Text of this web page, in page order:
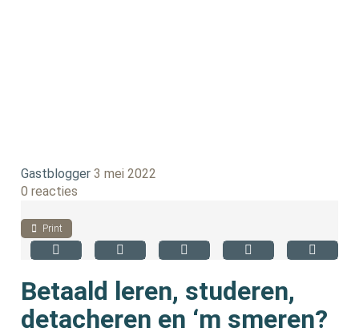
Gastblogger 3 mei 2022
0 reacties
Print
Betaald leren, studeren,
detacheren en ‘m smeren?